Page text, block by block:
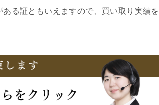
る証ともいえますので、買い取り実績を